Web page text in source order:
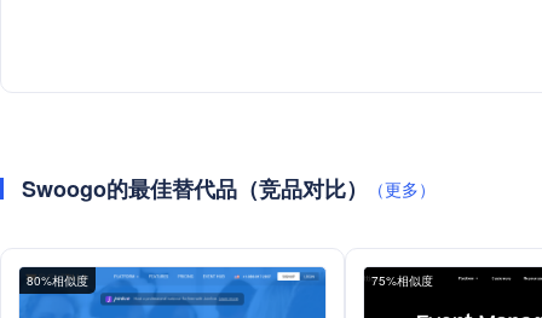
Swoogo的最佳替代品（竞品对比） （更多）
80%相似度 75%相似度